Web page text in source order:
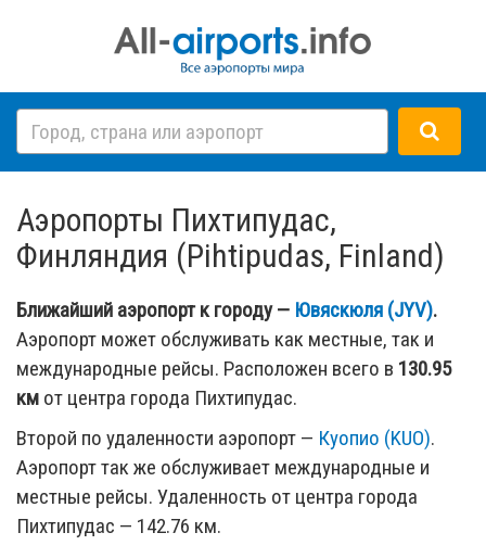
Аэропорты Пихтипудас,
Финляндия (Pihtipudas, Finland)
Ближайший аэропорт к городу — Ювяскюля (JYV).
Аэропорт может обслуживать как местные, так и
международные рейсы. Расположен всего в 130.95
км от центра города Пихтипудас.
Второй по удаленности аэропорт — Куопио (KUO).
Аэропорт так же обслуживает международные и
местные рейсы. Удаленность от центра города
Пихтипудас — 142.76 км.